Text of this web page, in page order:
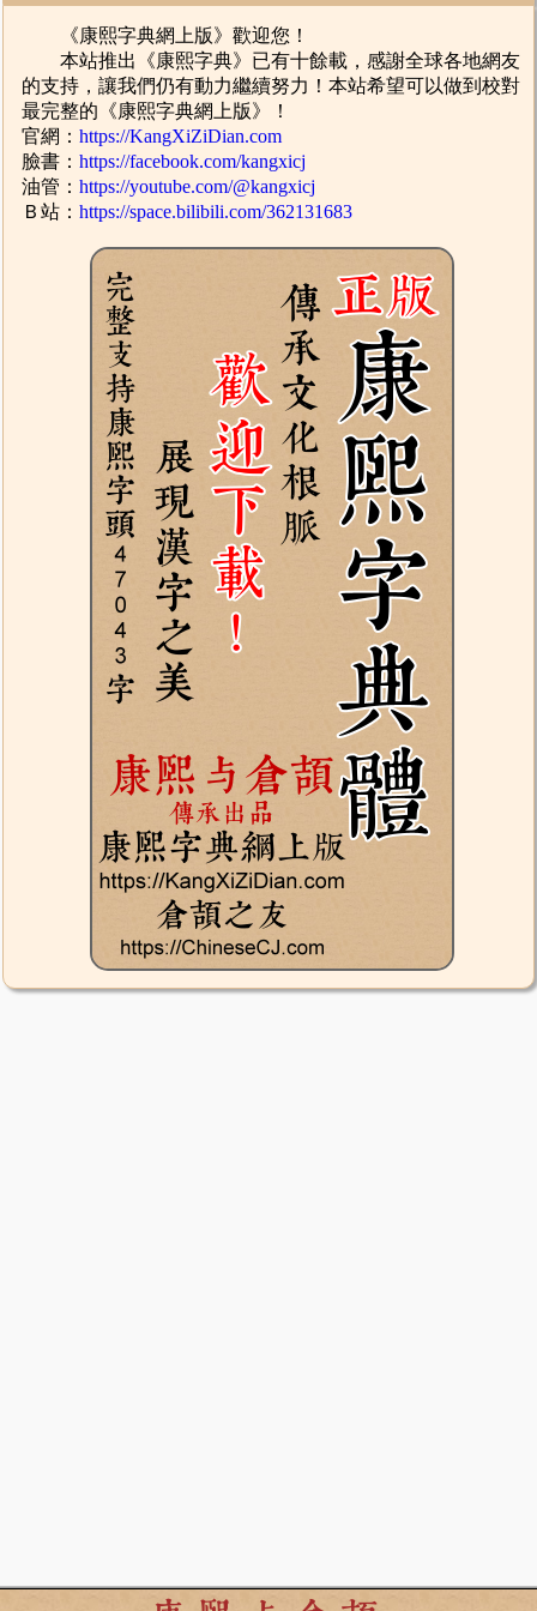
《康熙字典網上版》歡迎您！
本站推出《康熙字典》已有十餘載，感謝全球各地網友
的支持，讓我們仍有動力繼續努力！本站希望可以做到校對
最完整的《康熙字典網上版》！
官網：https://KangXiZiDian.com
臉書：https://facebook.com/kangxicj
油管：https://youtube.com/@kangxicj
Ｂ站：https://space.bilibili.com/362131683